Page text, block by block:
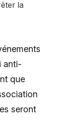
la
anti-
que
seront